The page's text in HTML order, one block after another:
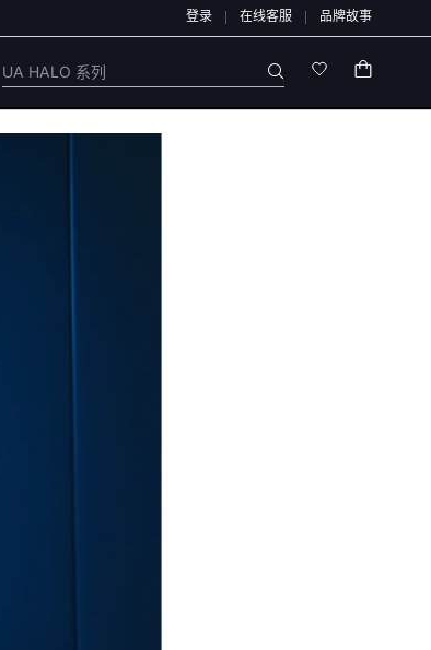
全，我们特别提醒：本店不会开展任何刷单活动，本店任何售后/退
登录 在线客服 品牌故事
UA HALO 系列